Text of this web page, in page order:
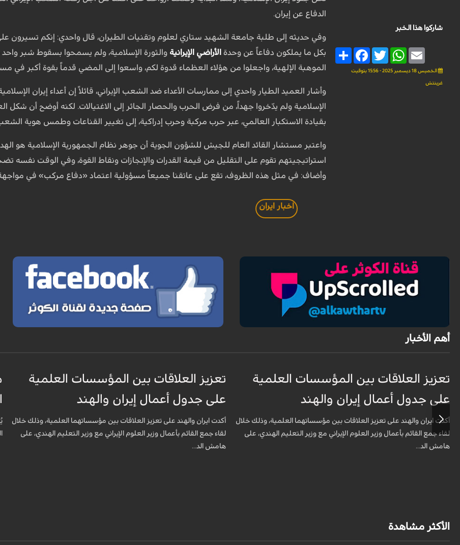
شاركوا هذا الخبر
Share
FacebookTwitter
WhatsAppEmail
الخميس 18 ديسمبر 2025 - 15:56 بتوقيت
غرينتش
الدفاع عن إيران.
وفي حديثه إلى طلبة جامعة الشهيد ستاري لعلوم وتقنيات الطيران، قال واحدي: إنكم تسيرون
بكل ما يملكون دفاعاً عن وحدة الأراضي الإيرانية والثورة الإسلامية، ولم يسمحوا بسقوط شبر واحد
الموهبة الإلهية، واجعلوا من هؤلاء العظماء قدوة لكم، واسعوا إلى المضي قدماً بقوة أكبر في
وأشار العميد الطيار واحدي إلى ممارسات الأعداء ضد الشعب الإيراني، قائلاً إن أعداء إيران
الإسلامية ولم يدّخروا جهداً، من فرض الحرب والحصار الجائر إلى الاغتيالات. لكنه أوضح أن شكل
بقيادة الاستكبار العالمي، عبر حرب مركبة وحرب إدراكية، إلى تغيير القناعات وطمس هوية
واعتبر مستشار القائد العام للجيش للشؤون الجوية أن جوهر نظام الجمهورية الإسلامية هو
استراتيجيتهم تقوم على التقليل من قيمة القدرات والإنجازات ونقاط القوة، وفي الوقت
وأضاف: في مثل هذه الظروف، تقع على عاتقنا جميعاً مسؤولية اعتماد «دفاع مركب» في مواجهة
اخبار ايران
أهم الأخبار
تعزيز العلاقات بين المؤسسات العلمية
على جدول أعمال إيران والهند
أكدت ايران والهند على تعزيز العلاقات بين مؤسساتهما العلمية، وذلك خلال
لقاء جمع القائم بأعمال وزير العلوم الإيراني مع وزير التعليم الهندي، على
هامش الد...
تعزيز العلاقات بين المؤسسات العلمية
على جدول أعمال إيران والهند
أكدت ايران والهند على تعزيز العلاقات بين مؤسساتهما العلمية، وذلك خلال
لقاء جمع القائم بأعمال وزير العلوم الإيراني مع وزير التعليم الهندي، على
هامش الد...
الأكثر مشاهدة